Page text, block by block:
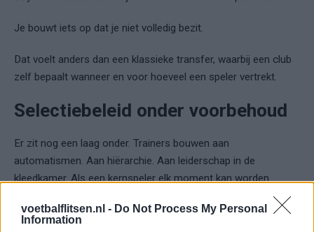
voetbalflitsen.nl - Do Not Process My Personal
Information
Je bouwt iets op dat je niet volledig bezit.
Dat voelt anders dan een klassieke transfer, waarbij een club
zelf bepaalt wanneer en voor hoeveel een speler vertrekt.
Selectiebeleid onder voorbehoud
Er zit nog een laag onder. Trainers bouwen aan
automatismen. Aan hiërarchie. Aan leiderschap in de
kleedkamer. Als een kernspeler elk moment kan worden
Dat beïnvloedt keuzes.